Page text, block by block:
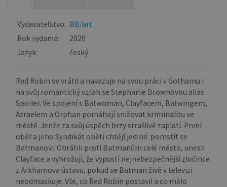
Vydavateľstvo: BB/art
Rok vydania:
2020
Jazyk:
český
Red Robin se vrátil a navazuje na svou práci v Gothamu i
na svůj romantický vztah se Stephanie Brownovou alias
Spoiler. Ve spojení s Batwoman, Clayfacem, Batwingem,
Azraelem a Orphan pomáhají snižovat kriminalitu ve
městě. Jenže za svůj úspěch brzy strašlivě zaplatí. První
oběť a jeho Syndikát obětí chtějí jediné: pomstít se
Batmanovi. Obrátili proti Batmanům celé město, unesli
Clayface a vyhrožují, že vypustí nejnebezpečnější zločince
z Arkhamova ústavu, pokud se Batman živě v televizi
neodmaskuje. Vše, co Red Robin postavil a co mělo